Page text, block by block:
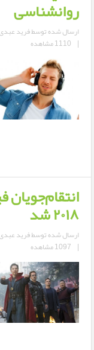
روانشناسی
ارسال شده توسطفرید
| 1110 مشاهده
۲۰۱۸ شد
ارسال شده توسطفرید
| 1097 مشاهده